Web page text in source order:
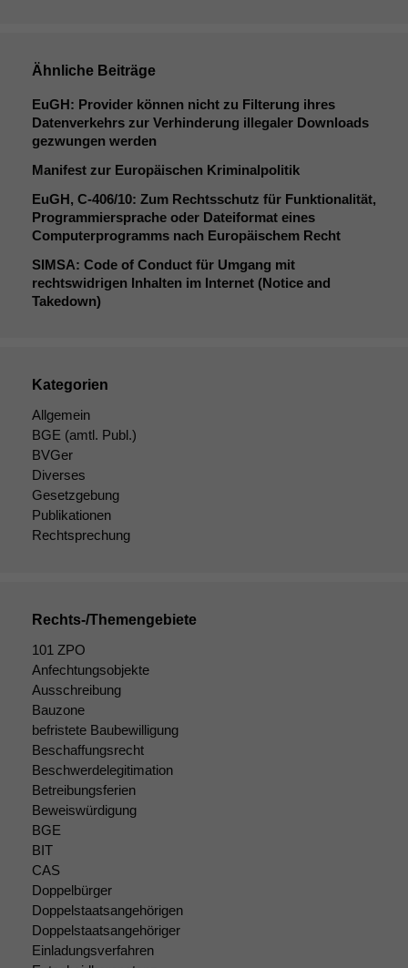
Ähnliche Beiträge
EuGH: Provider können nicht zu Filterung ihres
Datenverkehrs zur Verhinderung illegaler Downloads
gezwungen werden
Manifest zur Europäischen Kriminalpolitik
EuGH, C‑406/10: Zum Rechtsschutz für Funktionalität,
Programmiersprache oder Dateiformat eines
Computerprogramms nach Europäischem Recht
SIMSA: Code of Conduct für Umgang mit
rechtswidrigen Inhalten im Internet (Notice and
Takedown)
Kategorien
Allgemein
BGE (amtl. Publ.)
BVGer
Diverses
Gesetzgebung
Publikationen
Rechtsprechung
Rechts-/Themengebiete
101 ZPO
Anfechtungsobjekte
Ausschreibung
Bauzone
befristete Baubewilligung
Beschaffungsrecht
Beschwerdelegitimation
Betreibungsferien
Beweiswürdigung
BGE
BIT
CAS
Doppelbürger
Doppelstaatsangehörigen
Doppelstaatsangehöriger
Einladungsverfahren